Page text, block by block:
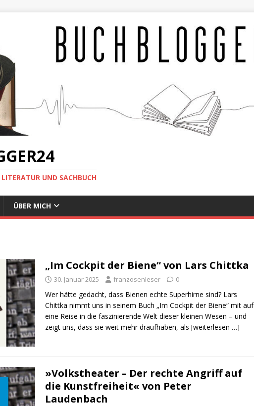
UND SACHBUCH
ÜBER MICH
„Im Cockpit der Biene“ von Lars Chittka
30. Januar 2025 franzosenleser 0
Wer hätte gedacht, dass Bienen echte Superhirne sind? Lars
Chittka nimmt uns in seinem Buch „Im Cockpit der Biene“ mit auf
eine Reise in die faszinierende Welt dieser kleinen Wesen – und
zeigt uns, dass sie weit mehr draufhaben, als [weiterlesen …]
»Volkstheater – Der rechte Angriff auf
die Kunstfreiheit« von Peter
Laudenbach